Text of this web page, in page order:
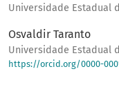
Universidade Estadual
Osvaldir Taranto
Universidade Estadual
https://orcid.org/0000-